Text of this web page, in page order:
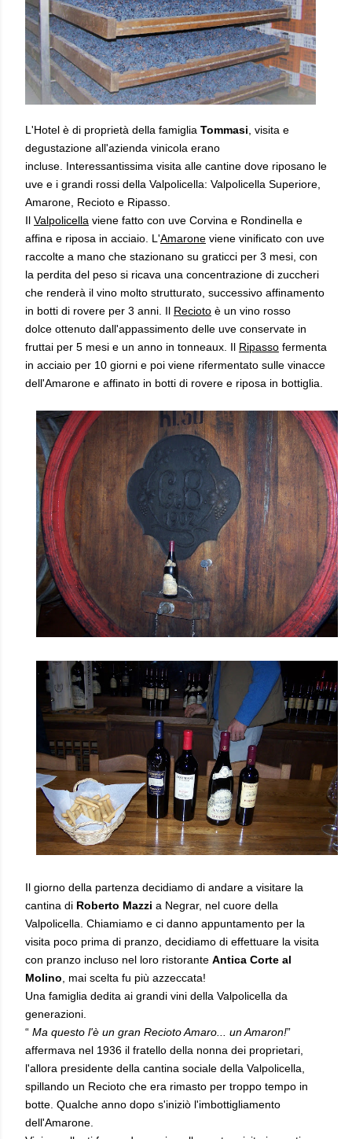
L'Hotel è di proprietà della famiglia Tommasi , visita e
degustazione all'azienda vinicola erano
incluse. Interessantissima visita alle cantine dove riposano le
uve e i grandi rossi della Valpolicella: Valpolicella Superiore,
Amarone, Recioto e Ripasso.
Il Valpolicella viene fatto con uve Corvina e Rondinella e
affina e riposa in acciaio. L'Amarone viene vinificato con uve
raccolte a mano che stazionano su graticci per 3 mesi, con
la perdita del peso si ricava una concentrazione di zuccheri
che renderà il vino molto strutturato, successivo affinamento
in botti di rovere per 3 anni. Il Recioto è un vino rosso
dolce ottenuto dall'appassimento delle uve conservate in
fruttai per 5 mesi e un anno in tonneaux. Il Ripasso fermenta
in acciaio per 10 giorni e poi viene rifermentato sulle vinacce
dell'Amarone e affinato in botti di rovere e riposa in bottiglia.
Il giorno della partenza decidiamo di andare a visitare la
cantina di Roberto Mazzi a Negrar, nel cuore della
Valpolicella. Chiamiamo e ci danno appuntamento per la
visita poco prima di pranzo, decidiamo di effettuare la visita
con pranzo incluso nel loro ristorante Antica Corte al
Molino , mai scelta fu più azzeccata!
Una famiglia dedita ai grandi vini della Valpolicella da
generazioni.
“ Ma questo l'è un gran Recioto Amaro... un Amaron!”
affermava nel 1936 il fratello della nonna dei proprietari,
l'allora presidente della cantina sociale della Valpolicella,
spillando un Recioto che era rimasto per troppo tempo in
botte. Qualche anno dopo s'iniziò l'imbottigliamento
dell'Amarone.